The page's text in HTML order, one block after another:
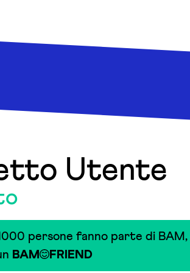
Utente
persone fanno parte di
BAM FRIEND